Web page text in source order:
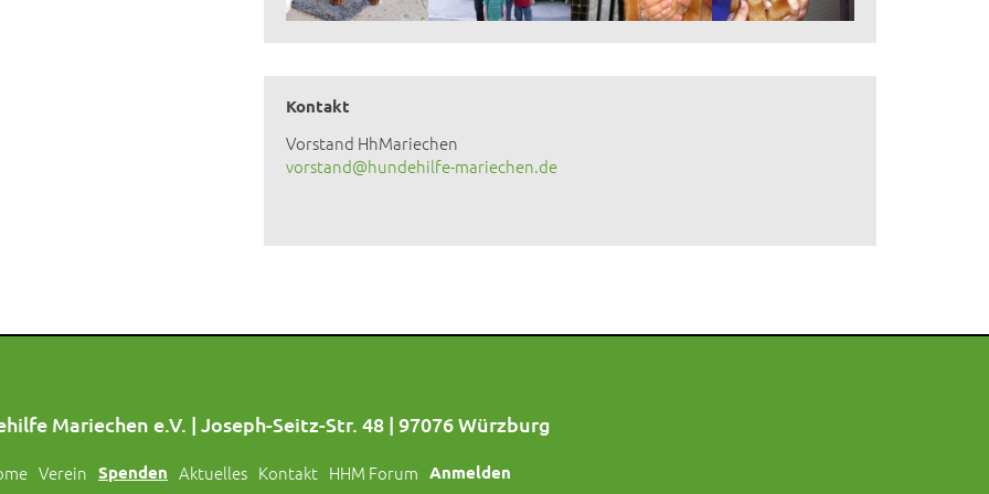
Kontakt
Vorstand HhMariechen
vorstand@hundehilfe-mariechen.de
Mariechen e.V. | Joseph-Seitz-Str. 48 | 97076 Würzburg
Verein Spenden Aktuelles Kontakt HHM Forum Anmelden